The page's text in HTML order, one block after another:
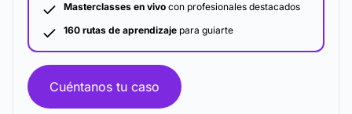
Masterclasses en vivo con profesionales destacados
160 rutas de aprendizaje para guiarte
Cuéntanos tu caso